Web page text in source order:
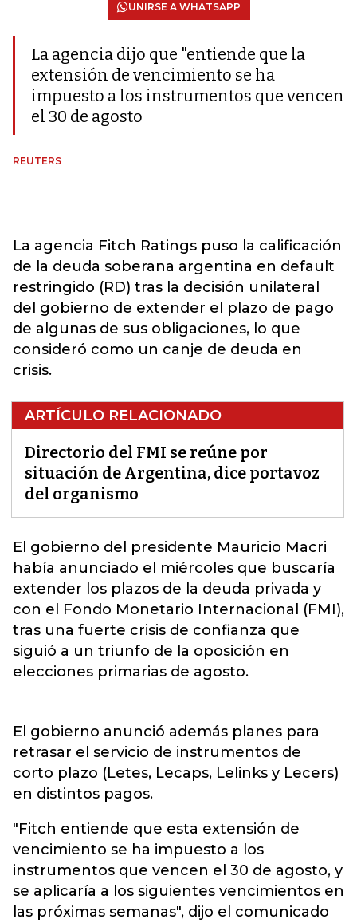
UNIRSE A WHATSAPP
La agencia dijo que "entiende que la
extensión de vencimiento se ha
impuesto a los instrumentos que vencen
el 30 de agosto
REUTERS
La agencia Fitch Ratings puso la calificación
de la deuda soberana argentina en default
restringido (RD) tras la decisión unilateral
del gobierno de extender el plazo de pago
de algunas de sus obligaciones, lo que
consideró como un canje de deuda en
crisis.
ARTÍCULO RELACIONADO
Directorio del FMI se reúne por
situación de Argentina, dice portavoz
del organismo
El gobierno del presidente Mauricio Macri
había anunciado el miércoles que buscaría
extender los plazos de la deuda privada y
con el Fondo Monetario Internacional
(FMI),
tras una fuerte crisis de confianza que
siguió a un triunfo de la oposición en
elecciones primarias de agosto.
El gobierno anunció además planes para
retrasar el servicio de instrumentos de
corto plazo (Letes, Lecaps, Lelinks y Lecers)
en distintos pagos.
"Fitch entiende que esta extensión de
vencimiento se ha impuesto a los
instrumentos que vencen el 30 de agosto, y
se aplicaría a los siguientes vencimientos en
las próximas semanas", dijo el comunicado